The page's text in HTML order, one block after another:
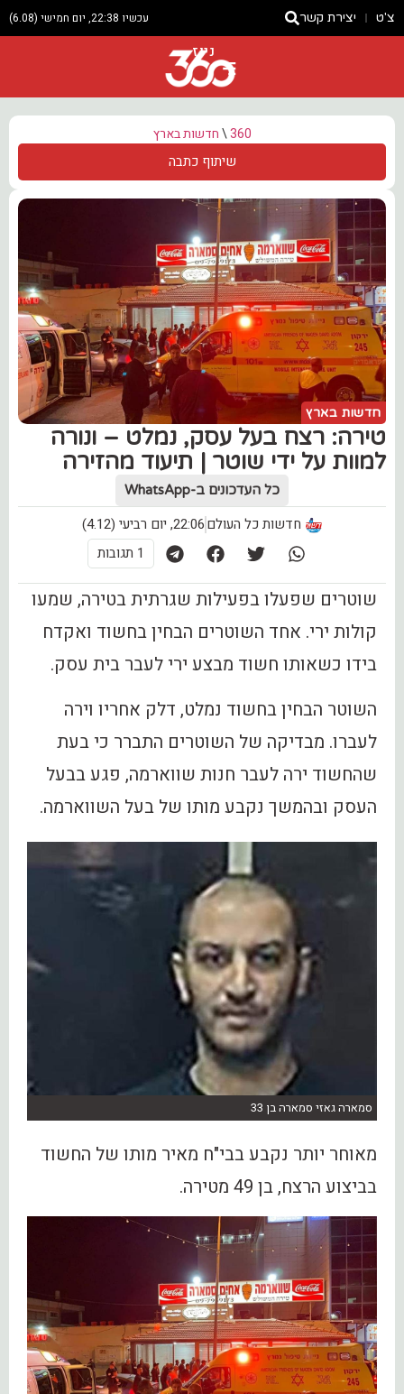
צ'ט יצירת קשר עכשיו 22:38, יום חמישי (6.08)
ניוז
360
\חדשות בארץ
שיתוף כתבה
חדשות בארץ
טירה: ‏רצח בעל עסק, נמלט – ונורה
למוות על ידי שוטר | תיעוד מהזירה
כל העדכונים ב-WhatsApp
חדשות כל העולם22:06, יום רביעי (4.12)
1 תגובות
שוטרים שפעלו בפעילות שגרתית בטירה, שמעו
קולות ירי. אחד השוטרים הבחין בחשוד ואקדח
בידו כשאותו חשוד מבצע ירי לעבר בית עסק.
השוטר הבחין בחשוד נמלט, דלק אחריו וירה
לעברו. מבדיקה של השוטרים התברר כי בעת
שהחשוד ירה לעבר חנות שווארמה, פגע בבעל
העסק ובהמשך נקבע מותו של בעל השווארמה.
סמארה גאזי סמארה בן 33
מאוחר יותר נקבע בבי"ח מאיר מותו של החשוד
בביצוע הרצח, בן 49 מטירה.